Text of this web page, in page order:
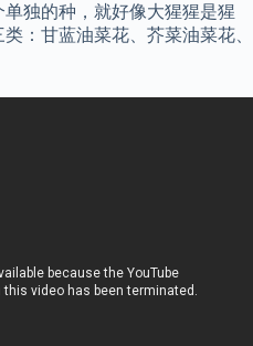
独的种，就好像大猩猩是猩
：甘蓝油菜花、芥菜油菜花、